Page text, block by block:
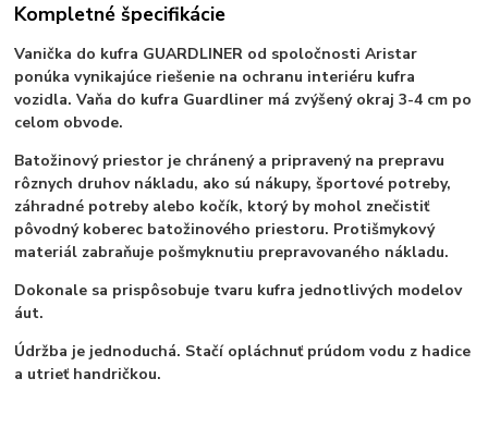
Kompletné špecifikácie
Vanička do kufra GUARDLINER od spoločnosti Aristar
ponúka vynikajúce riešenie na ochranu interiéru kufra
vozidla. Vaňa do kufra Guardliner má zvýšený okraj 3-4 cm po
celom obvode.
Batožinový priestor je chránený a pripravený na prepravu
rôznych druhov nákladu, ako sú nákupy, športové potreby,
záhradné potreby alebo kočík, ktorý by mohol znečistiť
pôvodný koberec batožinového priestoru. Protišmykový
materiál zabraňuje pošmyknutiu prepravovaného nákladu.
Dokonale sa prispôsobuje tvaru kufra jednotlivých modelov
áut.
Údržba je jednoduchá. Stačí opláchnuť prúdom vodu z hadice
a utrieť handričkou.